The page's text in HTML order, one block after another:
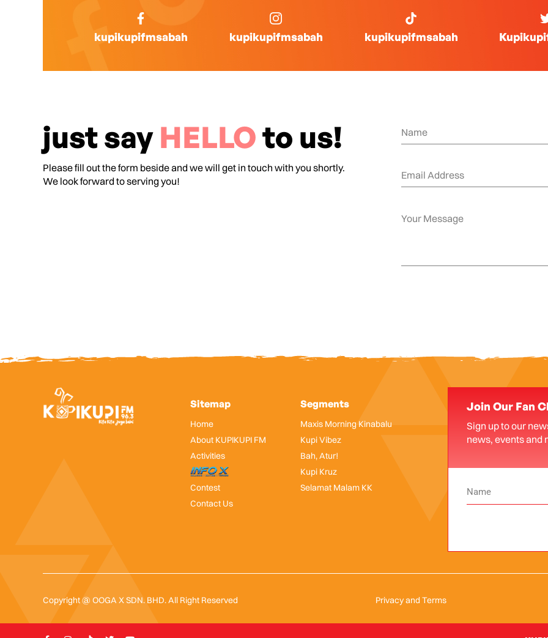
kupikupifmsabah kupikupifmsabah kupikupifmsabah
just say HELLOto us!
Please fill out the form beside and we will get in touch with you shortly.
We look forward to serving you!
Sitemap
Home
About KUPIKUPI FM
Activities
InfoX
Contest
Contact Us
Segments
Maxis Morning Kinabalu
Kupi Vibez
Bah, Atur!
Kupi Kruz
Selamat Malam KK
Join Our Fan
Sign up to our
news, events and
Copyright @ OOGA X SDN. BHD. All Right Reserved Privacy and Terms